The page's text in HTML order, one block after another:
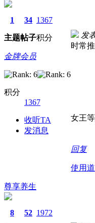
1
主题
34
帖子
1367
积分
金牌会员
积分
1367
收听TA
发消息
发
时常
女王
回复
使用
尊享养生
8 52 1972